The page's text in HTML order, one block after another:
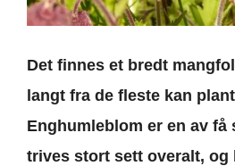
Det finnes et bredt
langt fra de fleste kan
Enghumleblom er en av få
trives stort sett overalt, og